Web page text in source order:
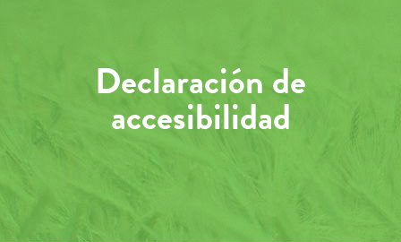
Declaración de
accesibilidad